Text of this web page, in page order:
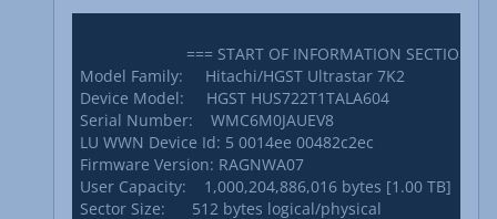
Model Family:     Hitachi/HGST Ultrastar 7K2
Device Model:     HGST HUS722T1TALA604
Serial Number:    WMC6M0JAUEV8
LU WWN Device Id: 5 0014ee 00482c2ec
Firmware Version: RAGNWA07
User Capacity:    1,000,204,886,016 bytes [1.00 TB]
Sector Size:      512 bytes logical/physical